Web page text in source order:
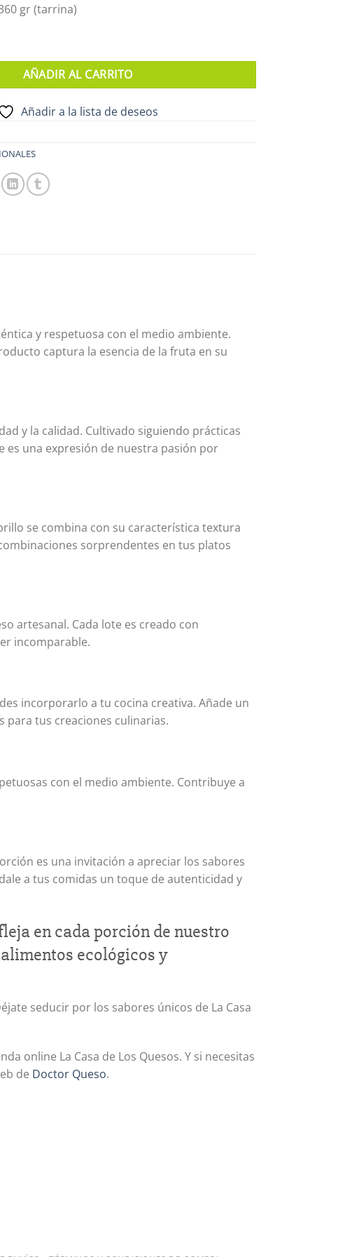
gr (tarrina)
ECOLÓGICO cantidad
AÑADIR AL CARRITO
Añadir a la lista de deseos
y respetuosa con el medio ambiente.
captura la esencia de la fruta en su
y la calidad. Cultivado siguiendo prácticas
es una expresión de nuestra pasión por
se combina con su característica textura
sorprendentes en tus platos
artesanal. Cada lote es creado con
incomparable.
incorporarlo a tu cocina creativa. Añade un
para tus creaciones culinarias.
con el medio ambiente. Contribuye a
es una invitación a apreciar los sabores
a tus comidas un toque de autenticidad y
en cada porción de nuestro
ecológicos y
seducir por los sabores únicos de La Casa
online La Casa de Los Quesos. Y si necesitas
de Doctor Queso.